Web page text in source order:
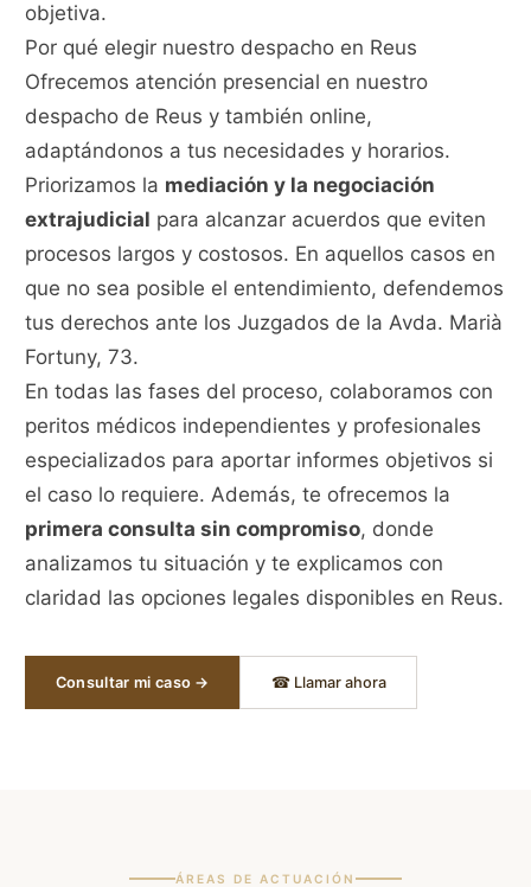
objetiva.
Por qué elegir nuestro despacho en Reus
Ofrecemos atención presencial en nuestro
despacho de Reus y también online,
adaptándonos a tus necesidades y horarios.
Priorizamos la mediación y la negociación
extrajudicial para alcanzar acuerdos que eviten
procesos largos y costosos. En aquellos casos en
que no sea posible el entendimiento, defendemos
tus derechos ante los Juzgados de la Avda. Marià
Fortuny, 73.
En todas las fases del proceso, colaboramos con
peritos médicos independientes y profesionales
especializados para aportar informes objetivos si
el caso lo requiere. Además, te ofrecemos la
primera consulta sin compromiso, donde
analizamos tu situación y te explicamos con
claridad las opciones legales disponibles en Reus.
Consultar mi caso → ☎ Llamar ahora
ÁREAS DE ACTUACIÓN